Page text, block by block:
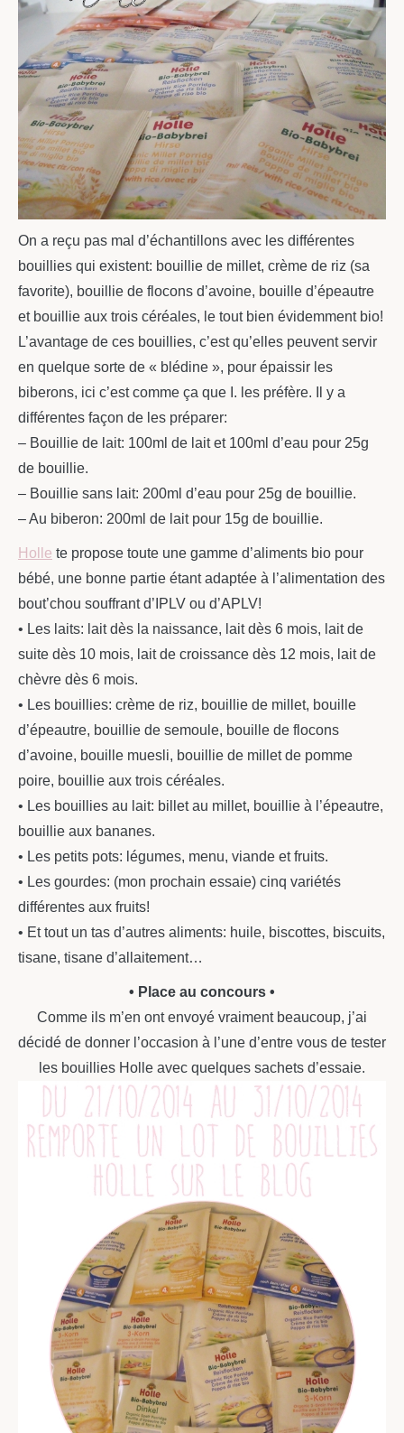
On a reçu pas mal d’échantillons avec les différentes
bouillies qui existent: bouillie de millet, crème de riz (sa
favorite), bouillie de flocons d’avoine, bouille d’épeautre
et bouillie aux trois céréales, le tout bien évidemment bio!
L’avantage de ces bouillies, c’est qu’elles peuvent servir
en quelque sorte de « blédine », pour épaissir les
biberons, ici c’est comme ça que I. les préfère. Il y a
différentes façon de les préparer:
– Bouillie de lait: 100ml de lait et 100ml d’eau pour 25g
de bouillie.
– Bouillie sans lait: 200ml d’eau pour 25g de bouillie.
– Au biberon: 200ml de lait pour 15g de bouillie.
Holle te propose toute une gamme d’aliments bio pour
bébé, une bonne partie étant adaptée à l’alimentation des
bout’chou souffrant d’IPLV ou d’APLV!
• Les laits: lait dès la naissance, lait dès 6 mois, lait de
suite dès 10 mois, lait de croissance dès 12 mois, lait de
chèvre dès 6 mois.
• Les bouillies: crème de riz, bouillie de millet, bouille
d’épeautre, bouillie de semoule, bouille de flocons
d’avoine, bouille muesli, bouillie de millet de pomme
poire, bouillie aux trois céréales.
• Les bouillies au lait: billet au millet, bouillie à l’épeautre,
bouillie aux bananes.
• Les petits pots: légumes, menu, viande et fruits.
• Les gourdes: (mon prochain essaie) cinq variétés
différentes aux fruits!
• Et tout un tas d’autres aliments: huile, biscottes, biscuits,
tisane, tisane d’allaitement…
• Place au concours •
Comme ils m’en ont envoyé vraiment beaucoup, j’ai
décidé de donner l’occasion à l’une d’entre vous de tester
les bouillies Holle avec quelques sachets d’essaie.